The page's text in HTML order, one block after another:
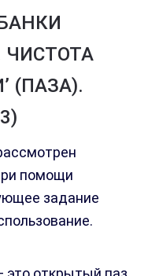
ЧИСТОТА
(ПАЗА).
помощи
задание